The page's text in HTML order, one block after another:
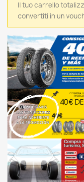
Il tuo carrello
convertiti in un